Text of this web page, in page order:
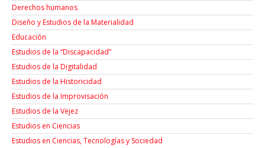
Derechos humanos
Diseño y Estudios de la Materialidad
Educación
Estudios de la “Discapacidad”
Estudios de la Digitalidad
Estudios de la Historicidad
Estudios de la Improvisación
Estudios de la Vejez
Estudios en Ciencias
Estudios en Ciencias, Tecnologías y Sociedad